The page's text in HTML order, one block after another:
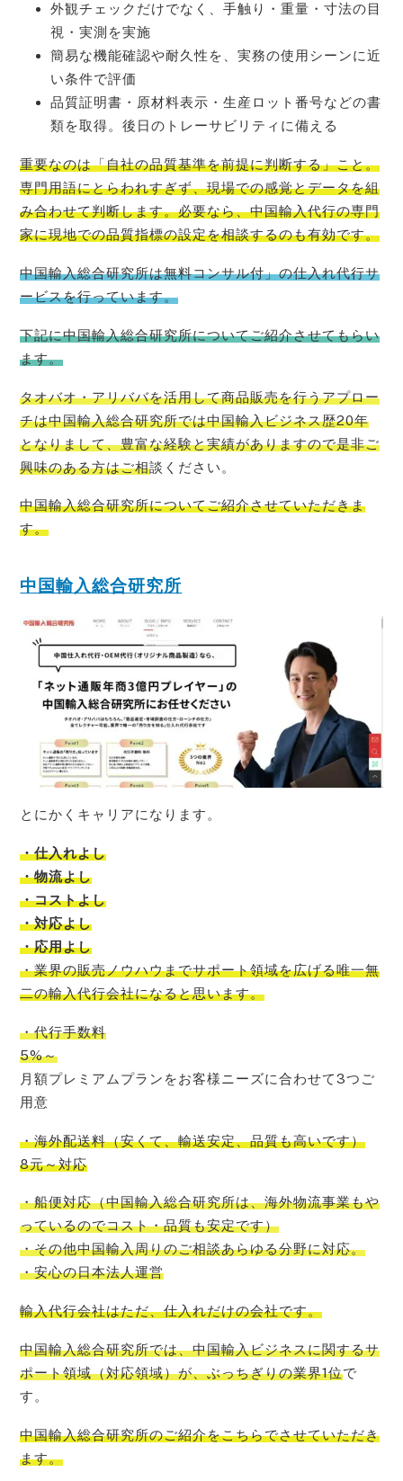
外観チェックだけでなく、手触り・重量・寸法の目
視・実測を実施
簡易な機能確認や耐久性を、実務の使用シーンに近
い条件で評価
品質証明書・原材料表示・生産ロット番号などの書
類を取得。後日のトレーサビリティに備える
重要なのは「自社の品質基準を前提に判断する」こと。
専門用語にとらわれすぎず、現場での感覚とデータを組
み合わせて判断します。必要なら、中国輸入代行の専門
家に現地での品質指標の設定を相談するのも有効です。
中国輸入総合研究所は無料コンサル付」の仕入れ代行サ
ービスを行っています。
下記に中国輸入総合研究所についてご紹介させてもらい
ます。
タオバオ・アリババを活用して商品販売を行うアプロー
チは中国輸入総合研究所では中国輸入ビジネス歴20年
となりまして、豊富な経験と実績がありますので是非ご
興味のある方はご相談ください。
中国輸入総合研究所についてご紹介させていただきま
す。
中国輸入総合研究所
とにかくキャリアになります。
・仕入れよし
・物流よし
・コストよし
・対応よし
・応用よし
・業界の販売ノウハウまでサポート領域を広げる唯一無
二の輸入代行会社になると思います。
・代行手数料
5%～
月額プレミアムプランをお客様ニーズに合わせて3つご
用意
・海外配送料（安くて、輸送安定、品質も高いです）
8元～対応
・船便対応（中国輸入総合研究所は、海外物流事業もや
っているのでコスト・品質も安定です）
・その他中国輸入周りのご相談あらゆる分野に対応。
・安心の日本法人運営
輸入代行会社はただ、仕入れだけの会社です。
中国輸入総合研究所では、中国輸入ビジネスに関するサ
ポート領域（対応領域）が、ぶっちぎりの業界1位で
す。
中国輸入総合研究所のご紹介をこちらでさせていただき
ます。